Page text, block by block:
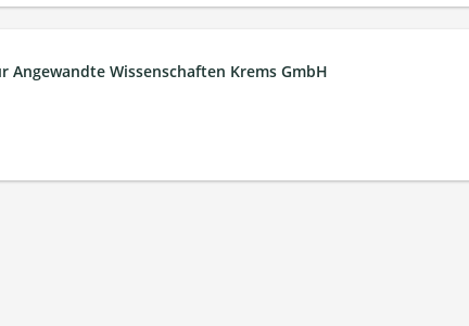
Angewandte Wissenschaften Krems GmbH